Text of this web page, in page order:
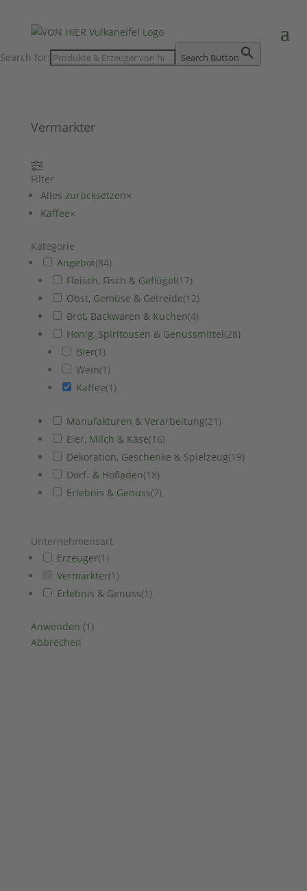
Search for: Search Button
Vermarkter
Filter
Alles zurücksetzen×
Kaffee×
Kategorie
Angebot(84)
Fleisch, Fisch & Geflügel(17)
Obst, Gemüse & Getreide(12)
Brot, Backwaren & Kuchen(4)
Honig, Spiritousen & Genussmittel(28)
Bier(1 )
Wein(1 )
Kaffee(1 )
Manufakturen & Verarbeitung(21 )
Eier, Milch & Käse(16)
Dekoration, Geschenke & Spielzeug(19)
Dorf- & Hofladen(18)
Erlebnis & Genuss(7)
Unternehmensart
Erzeuger(1 )
Vermarkter(1 )
Erlebnis & Genuss(1 )
Anwenden (1 )
Abbrechen